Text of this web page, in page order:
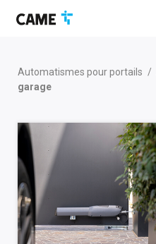
page
Automatismes pour portails /
garage